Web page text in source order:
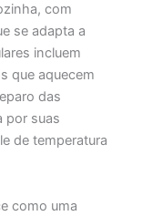
com
se adapta a
incluem
que aquecem
das
por suas
de temperatura
como uma